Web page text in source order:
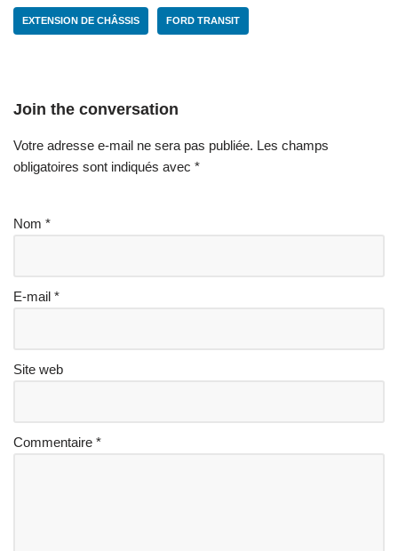
EXTENSION DE CHÂSSIS FORD TRANSIT
Join the conversation
Votre adresse e-mail ne sera pas publiée. Les champs
obligatoires sont indiqués avec *
Nom *
E-mail *
Site web
Commentaire *